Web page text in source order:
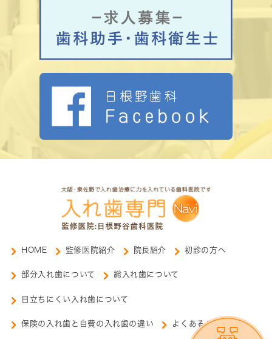
HOME 監修医院紹介 院長紹介 初診の方へ
部分入れ歯について 総入れ歯について
目立ちにくい入れ歯について
保険の入れ歯と自費の入れ歯の違い よくあるご質問